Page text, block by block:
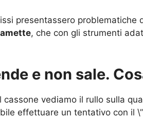
presentassero problematiche
, che con gli strumenti
e non sale.
vediamo il rullo sulla
effettuare un tentativo con il